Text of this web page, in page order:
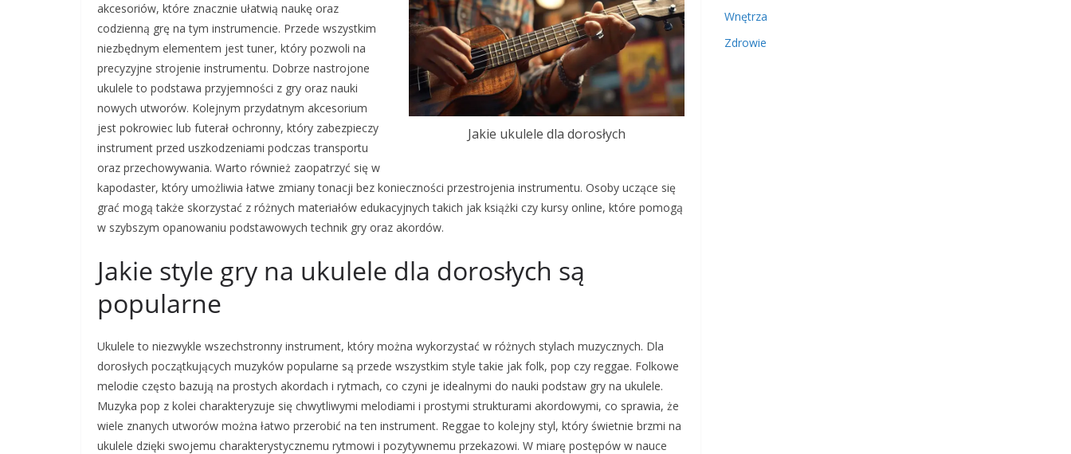
Jakie ukulele dla dorosłych
akcesoriów, które znacznie ułatwią naukę oraz
codzienną grę na tym instrumencie. Przede wszystkim
niezbędnym elementem jest tuner, który pozwoli na
precyzyjne strojenie instrumentu. Dobrze nastrojone
ukulele to podstawa przyjemności z gry oraz nauki
nowych utworów. Kolejnym przydatnym akcesorium
jest pokrowiec lub futerał ochronny, który zabezpieczy
instrument przed uszkodzeniami podczas transportu
oraz przechowywania. Warto również zaopatrzyć się w
kapodaster, który umożliwia łatwe zmiany tonacji bez konieczności przestrojenia instrumentu. Osoby uczące się
grać mogą także skorzystać z różnych materiałów edukacyjnych takich jak książki czy kursy online, które pomogą
w szybszym opanowaniu podstawowych technik gry oraz akordów.
Jakie style gry na ukulele dla dorosłych są
popularne
Ukulele to niezwykle wszechstronny instrument, który można wykorzystać w różnych stylach muzycznych. Dla
dorosłych początkujących muzyków popularne są przede wszystkim style takie jak folk, pop czy reggae. Folkowe
melodie często bazują na prostych akordach i rytmach, co czyni je idealnymi do nauki podstaw gry na ukulele.
Muzyka pop z kolei charakteryzuje się chwytliwymi melodiami i prostymi strukturami akordowymi, co sprawia, że
wiele znanych utworów można łatwo przerobić na ten instrument. Reggae to kolejny styl, który świetnie brzmi na
ukulele dzięki swojemu charakterystycznemu rytmowi i pozytywnemu przekazowi. W miarę postępów w nauce
Wnętrza
Zdrowie